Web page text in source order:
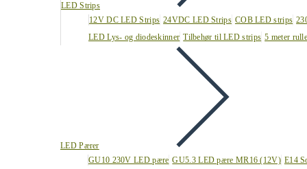
LED Strips
12V DC LED Strips 24VDC LED Strips COB LED strips
LED Lys- og diodeskinner Tilbehør til LED strips 5 meter
LED Pærer
GU10 230V LED pære GU5.3 LED pære MR16 (12V) E14